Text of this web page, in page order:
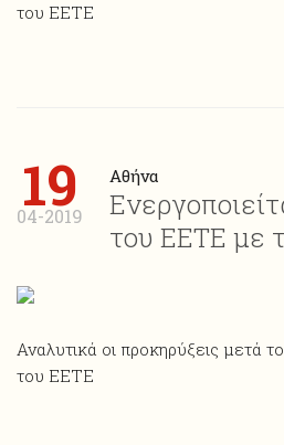
του ΕΕΤΕ
19
04-2019
Αθήνα
του ΕΕΤΕ με
Αναλυτικά οι προκηρύξεις μετά
του ΕΕΤΕ